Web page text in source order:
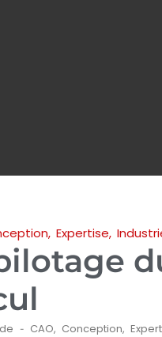
, Expertise,
- CAO, Conception,